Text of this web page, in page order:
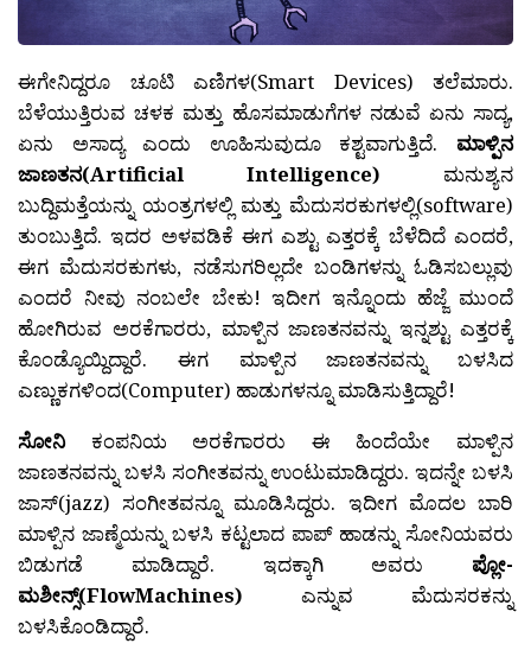
ಈಗೇನಿದ್ದರೂ ಚೂಟಿ ಎಣಿಗಳ(Smart Devices) ತಲೆಮಾರು.
ಬೆಳೆಯುತ್ತಿರುವ ಚಳಕ ಮತ್ತು ಹೊಸಮಾಡುಗೆಗಳ ನಡುವೆ ಏನು ಸಾದ್ಯ,
ಏನು ಅಸಾದ್ಯ ಎಂದು ಊಹಿಸುವುದೂ ಕಶ್ಟವಾಗುತ್ತಿದೆ. ಮಾಳ್ಪಿನ
ಜಾಣತನ(Artificial Intelligence) ಮನುಶ್ಯನ
ಬುದ್ದಿಮತ್ತೆಯನ್ನು ಯಂತ್ರಗಳಲ್ಲಿ ಮತ್ತು ಮೆದುಸರಕುಗಳಲ್ಲಿ(software)
ತುಂಬುತ್ತಿದೆ. ಇದರ ಅಳವಡಿಕೆ ಈಗ ಎಶ್ಟು ಎತ್ತರಕ್ಕೆ ಬೆಳೆದಿದೆ ಎಂದರೆ,
ಈಗ ಮೆದುಸರಕುಗಳು, ನಡೆಸುಗರಿಲ್ಲದೇ ಬಂಡಿಗಳನ್ನು ಓಡಿಸಬಲ್ಲುವು
ಎಂದರೆ ನೀವು ನಂಬಲೇ ಬೇಕು! ಇದೀಗ ಇನ್ನೊಂದು ಹೆಜ್ಜೆ ಮುಂದೆ
ಹೋಗಿರುವ ಅರಕೆಗಾರರು, ಮಾಳ್ಪಿನ ಜಾಣತನವನ್ನು ಇನ್ನಶ್ಟು ಎತ್ತರಕ್ಕೆ
ಕೊಂಡ್ಯೊಯ್ದಿದ್ದಾರೆ. ಈಗ ಮಾಳ್ಪಿನ ಜಾಣತನವನ್ನು ಬಳಸಿದ
ಎಣ್ಣುಕಗಳಿಂದ(Computer) ಹಾಡುಗಳನ್ನೂ ಮಾಡಿಸುತ್ತಿದ್ದಾರೆ!
ಸೋನಿಕಂಪನಿಯ ಅರಕೆಗಾರರು ಈ ಹಿಂದೆಯೇ ಮಾಳ್ಪಿನ
ಜಾಣತನವನ್ನು ಬಳಸಿ ಸಂಗೀತವನ್ನು ಉಂಟುಮಾಡಿದ್ದರು. ಇದನ್ನೇ ಬಳಸಿ
ಜಾಸ್(jazz) ಸಂಗೀತವನ್ನೂ ಮೂಡಿಸಿದ್ದರು. ಇದೀಗ ಮೊದಲ ಬಾರಿ
ಮಾಳ್ಪಿನ ಜಾಣ್ಮೆಯನ್ನು ಬಳಸಿ ಕಟ್ಟಲಾದ ಪಾಪ್ ಹಾಡನ್ನು ಸೋನಿಯವರು
ಬಿಡುಗಡೆ ಮಾಡಿದ್ದಾರೆ. ಇದಕ್ಕಾಗಿ ಅವರು ಪ್ಲೋ-
ಮಶೀನ್ಸ್(FlowMachines) ಎನ್ನುವ ಮೆದುಸರಕನ್ನು
ಬಳಸಿಕೊಂಡಿದ್ದಾರೆ.